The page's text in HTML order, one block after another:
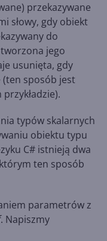
przekazywane
słowy, gdy obiekt
do
jego
usunięta, gdy
(ten sposób jest
typów skalarnych
obiektu typu
C# istnieją dwa
ten sposób
parametrów z
. Napiszmy